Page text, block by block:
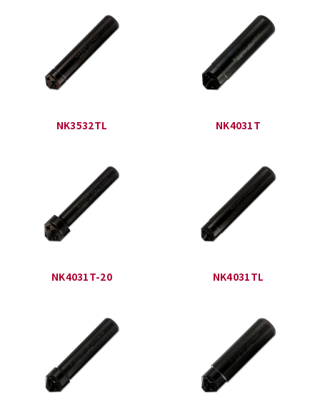
NK3532TL NK4031T
NK4031T-20 NK4031TL